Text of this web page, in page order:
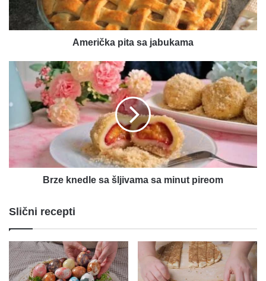
Američka pita sa jabukama
Brze
knedle
šljivama
minut
Brze knedle sa šljivama sa minut pireom
Slični recepti